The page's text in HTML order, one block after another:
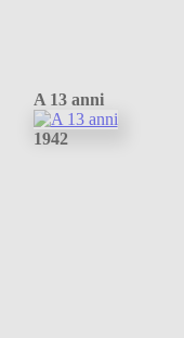
A 13 anni
1942